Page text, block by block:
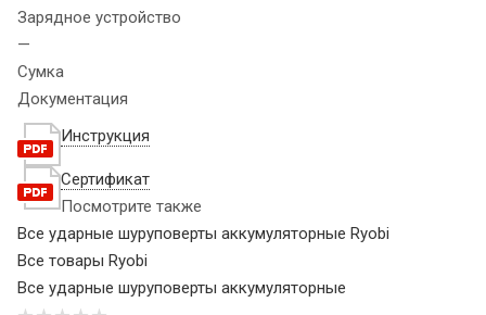
Зарядное устройство
—
Сумка
Документация
Инструкция
Сертификат
Посмотрите также
Все ударные шуруповерты аккумуляторные Ryobi
Все товары Ryobi
Все ударные шуруповерты аккумуляторные